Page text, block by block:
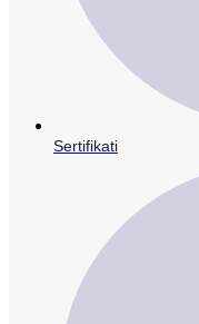
Sertifikati